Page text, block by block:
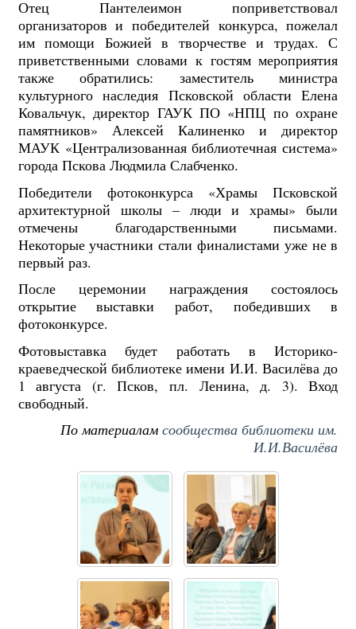
Отец Пантелеимон поприветствовал
организаторов и победителей конкурса, пожелал
им помощи Божией в творчестве и трудах. С
приветственными словами к гостям мероприятия
также обратились: заместитель министра
культурного наследия Псковской области Елена
Ковальчук, директор ГАУК ПО «НПЦ по охране
памятников» Алексей Калиненко и директор
МАУК «Централизованная библиотечная система»
города Пскова Людмила Слабченко.
Победители фотоконкурса «Храмы Псковской
архитектурной школы – люди и храмы» были
отмечены благодарственными письмами.
Некоторые участники стали финалистами уже не в
первый раз.
После церемонии награждения состоялось
открытие выставки работ, победивших в
фотоконкурсе.
Фотовыставка будет работать в Историко-
краеведческой библиотеке имени И.И. Василёва до
1 августа (г. Псков, пл. Ленина, д. 3). Вход
свободный.
По материаламсообщества библиотеки им.
И.И.Василёва